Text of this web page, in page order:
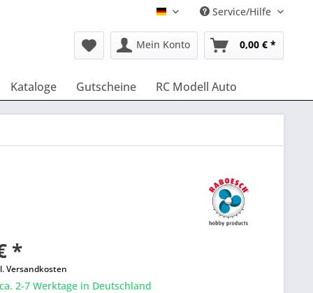
Deutsch Service/Hilfe
Mein Konto 0,00 € *
Kataloge Gutscheine RC Modell Auto
*
Versandkosten
2-7 Werktage in Deutschland